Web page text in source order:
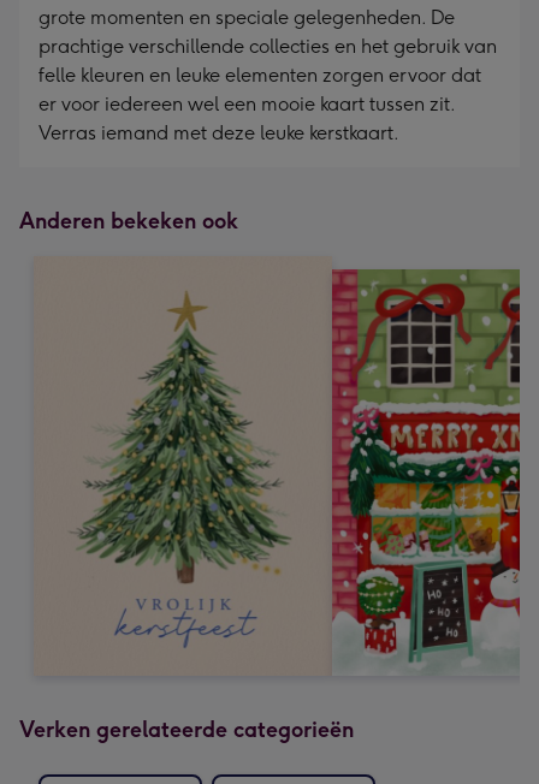
grote momenten en speciale gelegenheden. De
prachtige verschillende collecties en het gebruik van
felle kleuren en leuke elementen zorgen ervoor dat
er voor iedereen wel een mooie kaart tussen zit.
Verras iemand met deze leuke kerstkaart.
Anderen bekeken ook
Verken gerelateerde categorieën